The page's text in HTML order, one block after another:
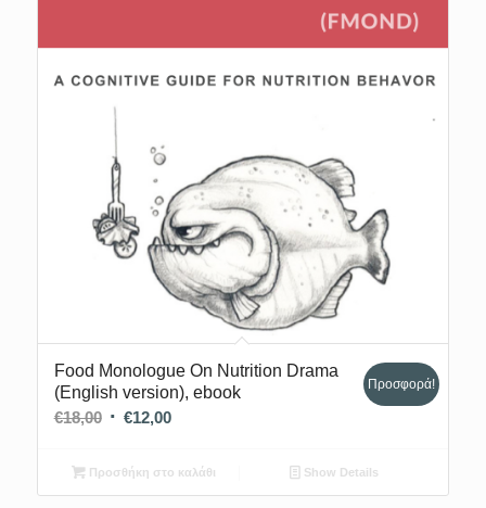
Food Monologue On Nutrition Drama
(English version), ebook
€18,00 Original
was:
€18,00.
€12,00Η
τιμή
είναι:
Προσφορά!
Προσθήκη στο καλάθι Show Details